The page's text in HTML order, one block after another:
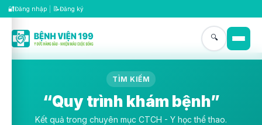
🔐Đăng nhập 📝Đăng ký
🔍
TÌM KIẾM
“Quy trình khám bệnh”
Kết quả trong chuyên mục CTCH - Y học thể thao.